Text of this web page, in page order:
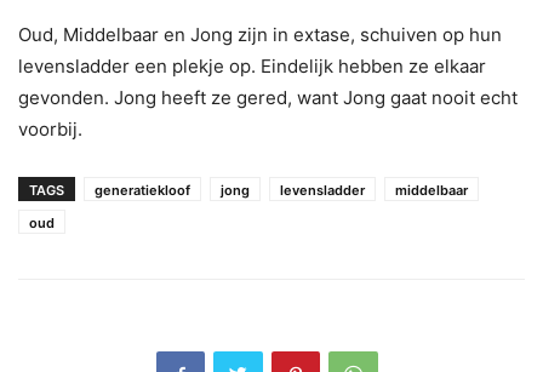
Oud, Middelbaar en Jong zijn in extase, schuiven op hun
levensladder een plekje op. Eindelijk hebben ze elkaar
gevonden. Jong heeft ze gered, want Jong gaat nooit echt
voorbij.
TAGS generatiekloof jong levensladder
middelbaar
oud